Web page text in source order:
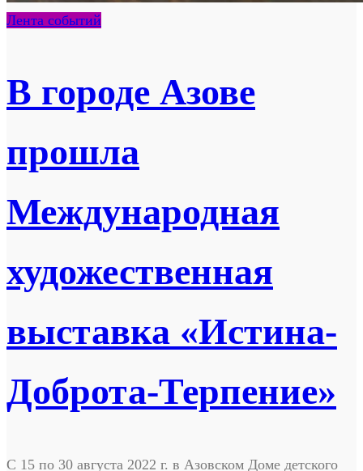
Лента событий
В городе Азове
прошла
Международная
художественная
выставка «Истина-
Доброта-Терпение»
С 15 по 30 августа 2022 г. в Азовском Доме детского